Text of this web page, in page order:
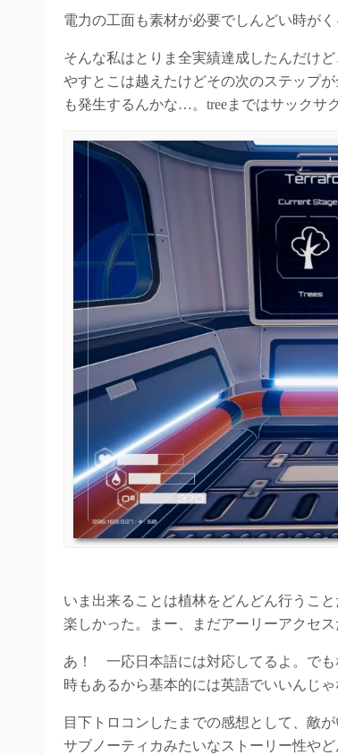
電力の工面も素材が必要でしんどい時が
そんな私はとりま全実績達成したんだけ
やすとこは越えたけどその次のステップ
も発生するんかな…。treeまではサックサ
いま出来ることは植林をどんどん行うこ
楽しかった。まー、まだアーリーアクセ
あ！ 一応日本語には対応してるよ。でも
時もあるから基本的には英語でいいんじ
目下トロコンしたまでの感想として、敵
サブノーティカみたいなストーリー性や